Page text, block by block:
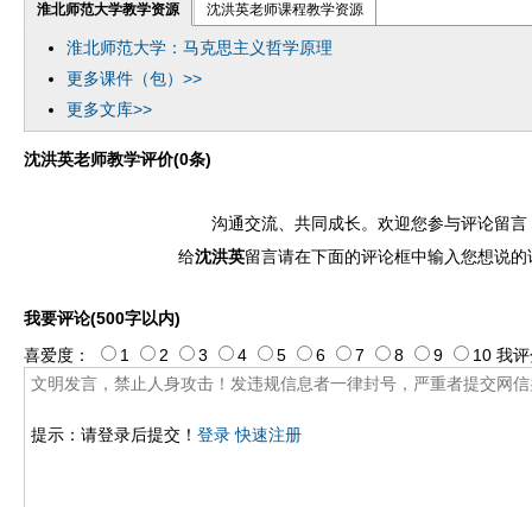
淮北师范大学教学资源 沈洪英老师课程教学资源
淮北师范大学：马克思主义哲学原理
更多课件（包）>>
更多文库>>
沈洪英老师教学评价(0条)
沟通交流、共同成长。欢迎您参与评论留言
给沈洪英留言请在下面的评论框中输入您想说的
我要评论(500字以内)
提示：请登录后提交！ 登录 快速注册
喜爱度： 1 2 3 4 5 6 7 8 9 10 我评